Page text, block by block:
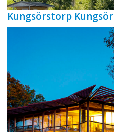
Kungsörstorp Kungsör